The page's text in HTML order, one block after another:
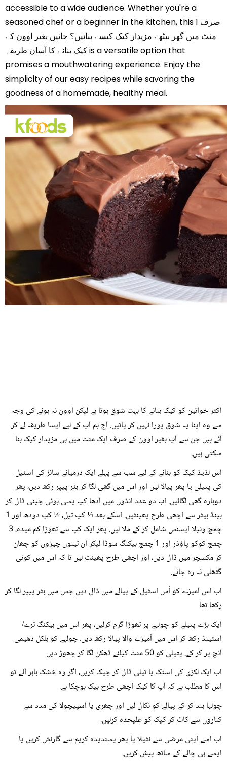
accessible to a wide audience. Whether you're a
seasoned chef or a beginner in the kitchen, this صرف 1
منٹ میں گھر بیٹھے مزیدار کیک کیسے بنائیں؟ جانیں بغیر اوون کے
کیک بنانے کا آسان طریقہ is a versatile option that
promises a mouthwatering experience. Enjoy the
simplicity of our easy recipes while savoring the
goodness of a homemade, healthy meal.
اکثر خواتین کو کیک بنانے کا بہت شوق ہوتا ہے لیکن اوون نہ ہونے کی وجہ
سے وہ اپنا یہ شوق پورا نہیں کر پاتیں. آج ہم آپ کے لیے ایسا طریقہ لے کر
آئے ہیں جن سے آپ بغیر اوون کے صرف ایک منٹ میں ہی مزیدار کیک بنا
سکتی ہیں.
اس لذیذ کیک کو بنانے کے لیے سب سے پہلے ایک درمیانے سائز کی اسٹیل
کی پتیلی یا پھر پیالا لیں اور اس میں گھی لگا کر بٹر پیپر رکھ دیں، پھر
دوبارہ گھی لگائیں. اب دو عدد انڈوں میں آدھا کپ پسی ہوئی چینی ڈال کر
ہینڈ بیٹر سے اچھی طرح پھینٹیں. اسکے بعد ¼ کپ تیل، ½ کپ دودھ اور 1
چمچ ونیلا ایسنس شامل کر کے ملا لیں. پھر ایک کپ سے تھوڑا کم میدہ، 3
چمچ کوکو پاؤڈر اور 1 چمچ بیکنگ سوڈا لیکر ان تینوں چیزوں کو چھان
کر مکسچر میں ڈال دیں، اور اچھی طرح پھینٹ لیں تا کہ اس میں کوئی
گٹھلی نہ رہ جائے.
اب اس آمیزے کو اُس اسٹیل کے پیالے میں ڈال دیں جس میں بٹر پیپر لگا کر
رکھا تھا
ایک بڑے پتیلے کو چولہے پر تھوڑا گرم کرلیں، پھر اس میں بیکنگ ٹرے/
اسٹینڈ رکھ کر اس میں آمیزے والا پیالا رکھ دیں. چولہے کو بلکل دھیمی
آنچ پر کر کے، پتیلی کو 50 منٹ کیلئے ڈھکن لگا کر چھوڑ دیں
اب ایک لکڑی کی اسٹک یا تیلی ڈال کر چیک کریں، اگر وہ خشک باہر آئے تو
اس کا مطلب ہے کہ آپ کا کیک اچھی طرح بیک ہوچکا ہے.
چولہا بند کر کے پیالے کو نکال لیں اور چھری یا اسپیچولا کی مدد سے
کناروں سے کاٹ کر کیک کو علیحدہ کرلیں.
اب اسے اپنی مرضی سے نٹیلا یا پھر پسندیدہ کریم سے گارنش کریں یا
ایسے ہی چائے کے ساتھ پیش کریں.